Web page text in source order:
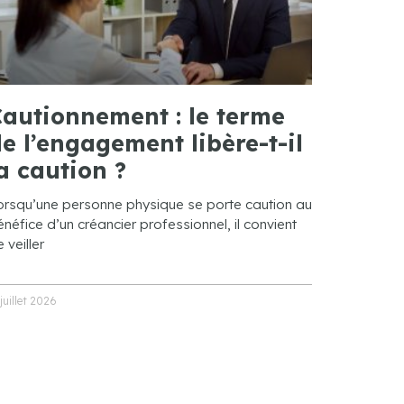
: le terme
l’engagement libère-t-il
caution ?
personne physique se porte caution au
d’un créancier professionnel, il convient
veiller
juillet 2026